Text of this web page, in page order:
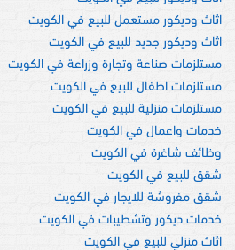
اثاث وديكور مستعمل للبيع في الكويت
اثاث وديكور جديد للبيع في الكويت
مستلزمات صناعة وتجارة وزراعة في الكويت
مستلزمات اطفال للبيع في الكويت
مستلزمات منزلية للبيع في الكويت
خدمات واعمال في الكويت
وظائف شاغرة في الكويت
شقق للبيع في الكويت
شقق مفروشة للايجار في الكويت
خدمات ديكور وتشطيبات في الكويت
اثاث منزلي للبيع في الكويت